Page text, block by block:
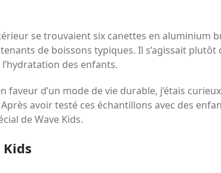
se trouvaient six canettes en
de boissons typiques. Il s’agissait
des enfants.
faveur d’un mode de vie durable, j’étais
avoir testé ces échantillons avec des
de Wave Kids.